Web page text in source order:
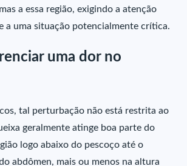
a essa região, exigindo a atenção
a uma situação potencialmente crítica.
uma dor no
tal perturbação não está restrita ao
geralmente atinge boa parte do
logo abaixo do pescoço até o
abdômen, mais ou menos na altura